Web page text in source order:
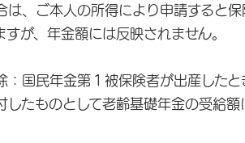
、ご本人の所得により申請すると
が、年金額には反映されません。
国民年金第１被保険者が出産した
したものとして老齢基礎年金の受給